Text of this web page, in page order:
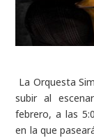
La Orquesta
subir al
febrero, a las
en la que